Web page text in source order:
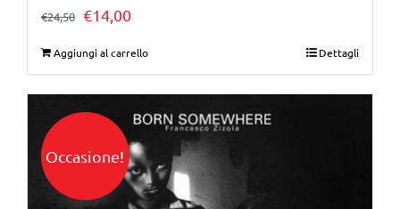
€24,50 Il
era:
€24,50.
€14,00Il
è:
€14,00.
Aggiungi al carrello Dettagli
Occasione!